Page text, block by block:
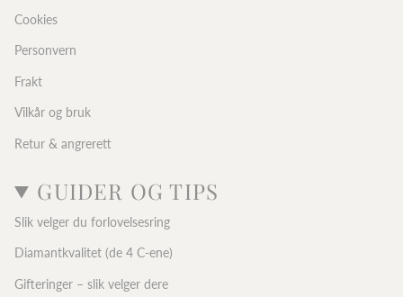
Cookies
Personvern
Frakt
Vilkår og bruk
Retur & angrerett
GUIDER OG TIPS
Slik velger du forlovelsesring
Diamantkvalitet (de 4 C-ene)
Gifteringer – slik velger dere